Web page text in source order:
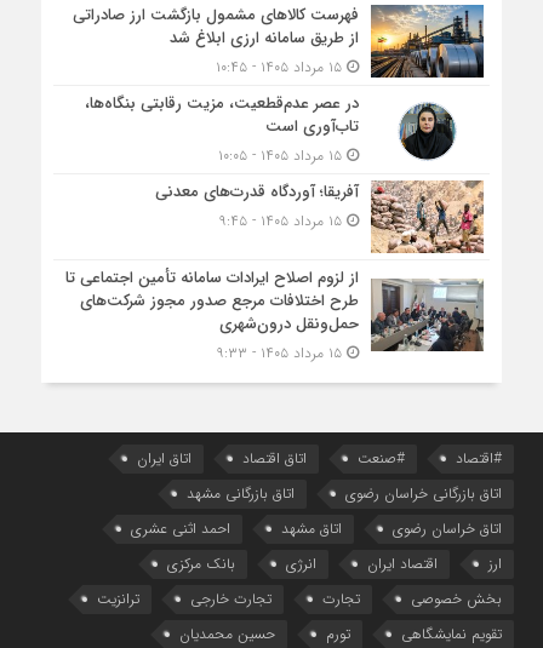
فهرست کالاهای مشمول بازگشت ارز صادراتی
از طریق سامانه ارزی ابلاغ شد
۱۵ مرداد ۱۴۰۵ - ۱۰:۴۵
در عصر عدم‌قطعیت، مزیت رقابتی بنگاه‌ها،
تاب‌آوری است
۱۵ مرداد ۱۴۰۵ - ۱۰:۰۵
آفریقا؛ آوردگاه قدرت‌های معدنی
۱۵ مرداد ۱۴۰۵ - ۹:۴۵
از لزوم اصلاح ایرادات سامانه تأمین اجتماعی تا
طرح اختلافات مرجع صدور مجوز شرکت‌های
حمل‌ونقل درون‌شهری
۱۵ مرداد ۱۴۰۵ - ۹:۳۳
#اقتصاد #صنعت اتاق اقتصاد
اتاق ایران
اتاق بازرگانی خراسان رضوی
اتاق بازرگانی مشهد
اتاق خراسان رضوی
اتاق مشهد
احمد اثنی عشری
ارز
اقتصاد ایران انرژی
بانک مرکزی
بخش خصوصی
تجارت تجارت خارجی
ترانزیت
تقویم نمایشگاهی
تورم حسین محمدیان